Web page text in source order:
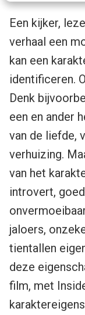
Een kijker,
verhaal een
kan een
identificeren.
Denk
een en ander
van de liefde,
verhuizing.
van het
introvert,
jaloers,
tientallen
deze
film, met